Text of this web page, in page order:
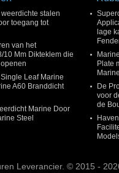
stalen
toegang tot
van het
10 Mm Dikteklem die
Leaf Marine
A60 Branddicht
Marine Door
Steel
lage
Plate
De
voor
de
Leverancier. © 2015 -